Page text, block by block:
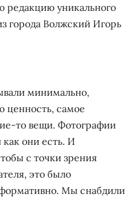
редакцию уникального
города Волжский Игорь
минимально,
ценность, самое
то вещи. Фотографии
они есть. И
с точки зрения
это было
Мы снабдили